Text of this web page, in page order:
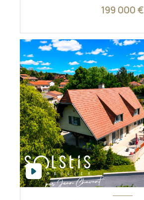
199 000 €
VOIR LE BIEN